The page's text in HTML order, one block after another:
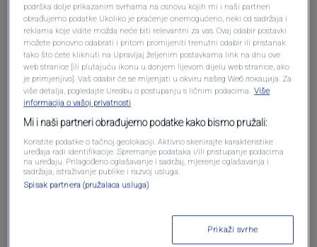
Oglas
Oglas
podrška dolje prikazanim svrhama na osnovu kojih mi i naši partneri
obrađujemo podatke Ukoliko je praćenje onemogućeno, neki od sadržaja i
reklama koje vidite možda neće biti relevantni za vas. Ovaj odabir postavki
možete ponovno odabrati i pritom promijeniti trenutni odabir ili pristanak
tako što ćete kliknuti na Upravljaj željenim postavkama link na dnu ove
web stranice [ili plutajuću ikonu u donjem lijevom dijelu web stranice, ako
je primjenjivo]. Vaš odabir će se mijenjati u okviru našeg Wеб локација. Za
više detalja, pogledajte Uredbu o postupanju s ličnim podacima. Više
informacija o vašoj privatnosti
Mi i naši partneri obrađujemo podatke kako bismo pružali:
Koristite podatke o tačnoj geolokaciji. Aktivno skenirajte karakteristike
uređaja radi identifikacije. Spremanje podataka i/ili pristupanje podacima
na uređaju. Prilagođeno oglašavanje i sadržaj, mjerenje oglašavanja i
sadržaja, istraživanje publike i razvoj usluga.
Spisak partnera (pružalaca usluga)
Prikaži svrhe